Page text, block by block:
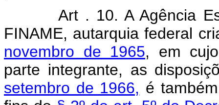
Art . 10. A Agência
FINAME, autarquia federal
novembro de 1965, em
parte integrante, as
setembro de 1966, é